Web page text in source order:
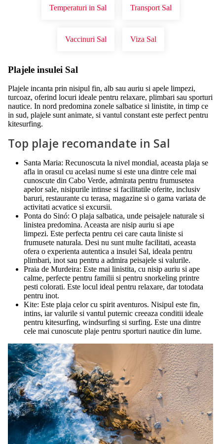
Temperaturi in Sal Transport Sal
Vaccinuri Sal Viza Sal
Plajele insulei Sal
Plajele incanta prin nisipul fin, alb sau auriu si apele limpezi,
turcoaz, oferind locuri ideale pentru relaxare, plimbari sau sporturi
nautice. In nord predomina zonele salbatice si linistite, in timp ce
in sud, plajele sunt animate, si vantul constant este perfect pentru
kitesurfing.
Top plaje recomandate in Sal
Santa Maria: Recunoscuta la nivel mondial, aceasta plaja se
afla in orasul cu acelasi nume si este una dintre cele mai
cunoscute din Cabo Verde, admirata pentru frumusetea
apelor sale, nisipurile intinse si facilitatile oferite, inclusiv
baruri, restaurante cu terasa, magazine si o gama variata de
activitati acvatice si excursii.
Ponta do Sinó: O plaja salbatica, unde peisajele naturale si
linistea predomina. Aceasta are nisip auriu si ape
limpezi. Este perfecta pentru cei care cauta liniste si
frumusete naturala. Desi nu sunt multe facilitati, aceasta
ofera o experienta autentica a insulei Sal, ideala pentru
plimbari, inot sau pentru a admira peisajele si valurile.
Praia de Murdeira: Este mai linistita, cu nisip auriu si ape
calme, perfecte pentru familii si pentru snorkeling printre
pesti colorati. Este locul ideal pentru relaxare, dar totodata
pentru inot.
Kite: Este plaja celor cu spirit aventuros. Nisipul este fin,
intins, iar valurile si vantul puternic creeaza conditii ideale
pentru kitesurfing, windsurfing si surfing. Este una dintre
cele mai cunoscute plaje pentru sporturi nautice din lume.